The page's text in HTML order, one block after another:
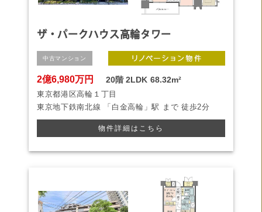
ザ・パークハウス高輪タワー
中古マンション
2億6,980万円 20階 2LDK 68.32m²
東京都港区高輪１丁目
東京地下鉄南北線
「白金高輪」駅 まで 徒歩2分
物件詳細はこちら